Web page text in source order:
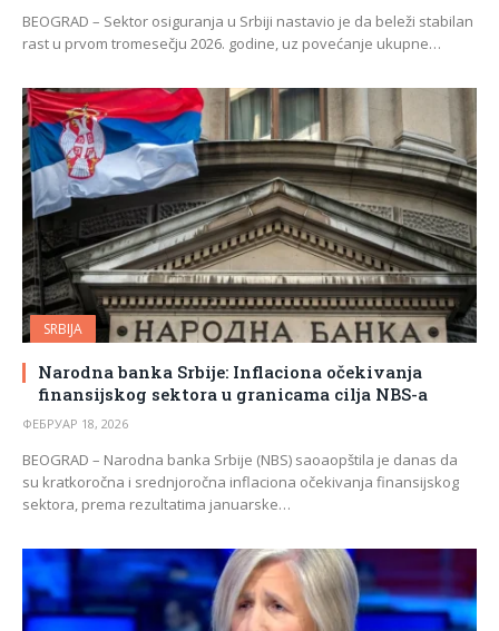
BEOGRAD – Sektor osiguranja u Srbiji nastavio je da beleži stabilan
rast u prvom tromesečju 2026. godine, uz povećanje ukupne…
SRBIJA
Narodna banka Srbije: Inflaciona očekivanja
finansijskog sektora u granicama cilja NBS-a
ФЕБРУАР 18, 2026
BEOGRAD – Narodna banka Srbije (NBS) saoaopštila je danas da
su kratkoročna i srednjoročna inflaciona očekivanja finansijskog
sektora, prema rezultatima januarske…